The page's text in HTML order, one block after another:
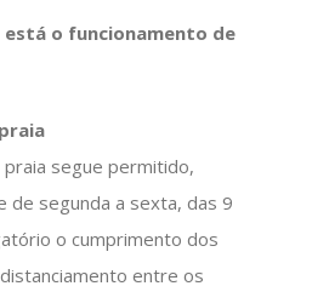
está o funcionamento de
segue permitido,
de segunda a sexta, das 9
o cumprimento dos
entre os